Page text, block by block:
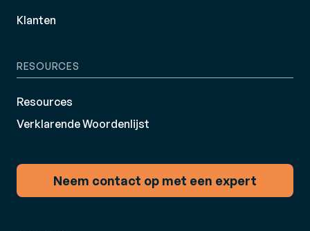
Klanten
RESOURCES
Resources
Verklarende Woordenlijst
Neem contact op met een expert